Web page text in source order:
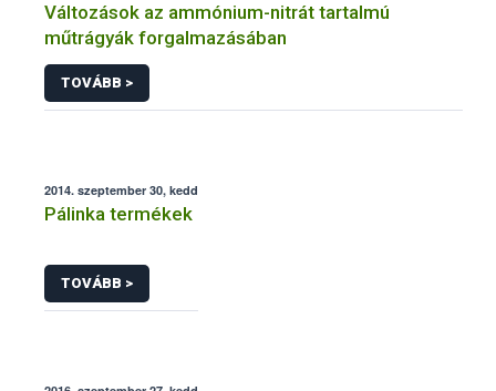
Változások az ammónium-nitrát tartalmú
műtrágyák forgalmazásában
TOVÁBB >
2014. szeptember 30, kedd
Pálinka termékek
TOVÁBB >